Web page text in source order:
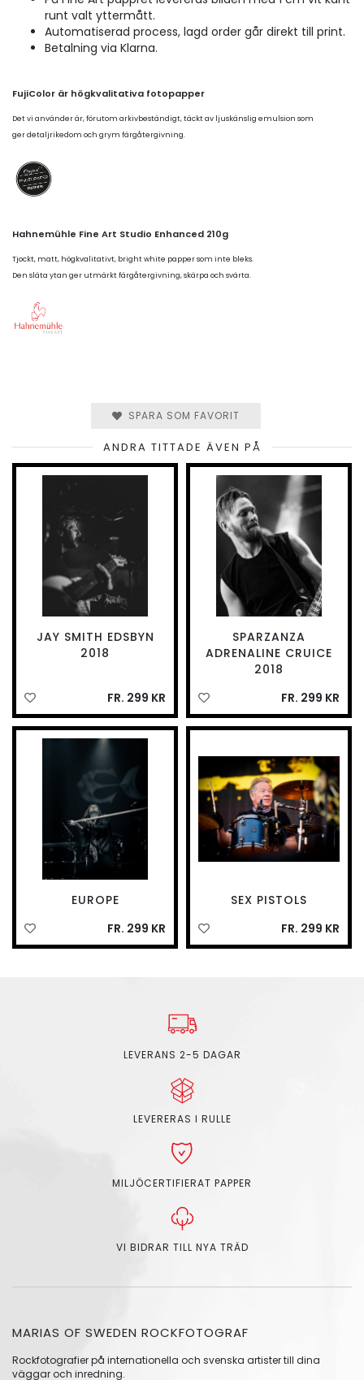
runt valt yttermått.
Automatiserad process, lagd order går direkt till print.
Betalning via Klarna.
FujiColor är högkvalitativa fotopapper
Det vi använder är, förutom arkivbeständigt, täckt av ljuskänslig emulsion som
ger detaljrikedom och grym färgåtergivning.
Hahnemühle Fine Art Studio Enhanced 210g
Tjockt, matt, högkvalitativt, bright white papper som inte bleks.
Den släta ytan ger utmärkt färgåtergivning, skärpa och svärta.
SPARA SOM FAVORIT
ANDRA TITTADE ÄVEN PÅ
JAY SMITH EDSBYN
2018
FR. 299 KR
SPARZANZA
ADRENALINE CRUICE
2018
FR. 299 KR
EUROPE
FR. 299 KR
SEX PISTOLS
FR. 299 KR
LEVERANS 2-5 DAGAR
LEVERERAS I RULLE
MILJÖCERTIFIERAT PAPPER
VI BIDRAR TILL NYA TRÄD
MARIAS OF SWEDEN ROCKFOTOGRAF
Rockfotografier på internationella och svenska artister till dina
väggar och inredning.